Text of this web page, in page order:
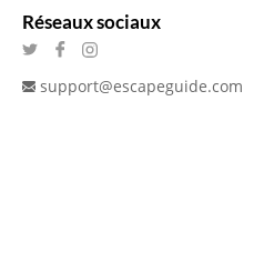
Réseaux sociaux
support@escapeguide.com